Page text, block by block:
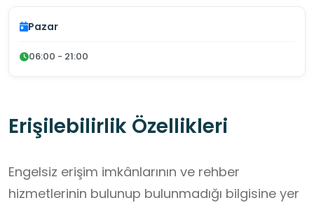
Pazar
06:00 - 21:00
Erişilebilirlik Özellikleri
Engelsiz erişim imkânlarının ve rehber
hizmetlerinin bulunup bulunmadığı bilgisine yer